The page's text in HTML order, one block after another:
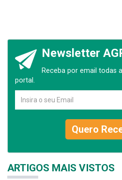
Newsletter
Receba por email todas
portal.
Quero
ARTIGOS MAIS VISTOS